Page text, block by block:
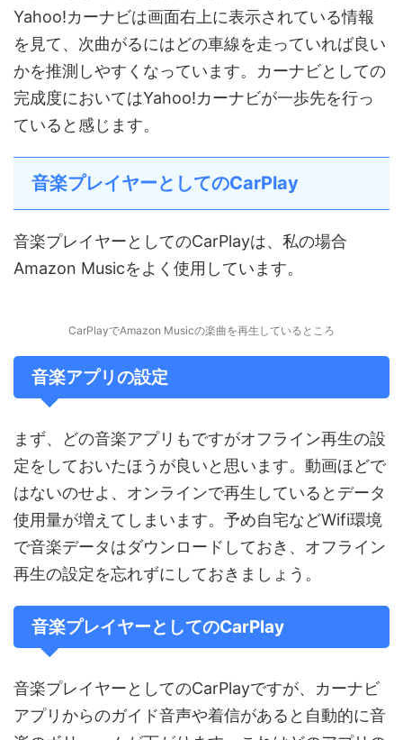
Yahoo!カーナビは画面右上に表示されている情報
を見て、次曲がるにはどの車線を走っていれば良い
かを推測しやすくなっています。カーナビとしての
完成度においてはYahoo!カーナビが一歩先を行っ
ていると感じます。
音楽プレイヤーとしてのCarPlay
音楽プレイヤーとしてのCarPlayは、私の場合
Amazon Musicをよく使用しています。
CarPlayでAmazon Musicの楽曲を再生しているところ
音楽アプリの設定
まず、どの音楽アプリもですがオフライン再生の設
定をしておいたほうが良いと思います。動画ほどで
はないのせよ、オンラインで再生しているとデータ
使用量が増えてしまいます。予め自宅などWifi環境
で音楽データはダウンロードしておき、オフライン
再生の設定を忘れずにしておきましょう。
音楽プレイヤーとしてのCarPlay
音楽プレイヤーとしてのCarPlayですが、カーナビ
アプリからのガイド音声や着信があると自動的に音